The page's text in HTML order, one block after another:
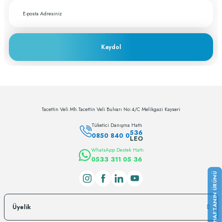
Kaydol
Tacettin Veli Mh.Tacettin Veli Bulvarı No:4/C Melikgazi Kayseri
Tüketici Danışma Hattı
0850 840 0536
LEO
WhatsApp Destek Hattı
0533 311 05 36
Üyelik